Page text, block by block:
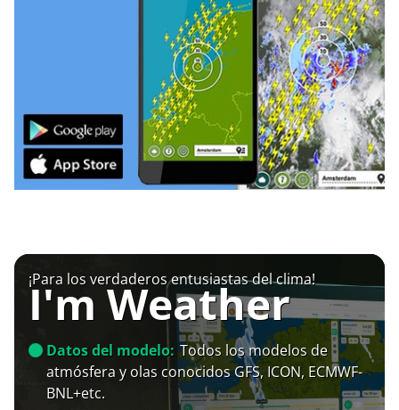
¡Para los verdaderos entusiastas del clima!
I'm Weather
Datos del modelo: Todos los modelos de
atmósfera y olas conocidos GFS, ICON, ECMWF-
BNL+etc.